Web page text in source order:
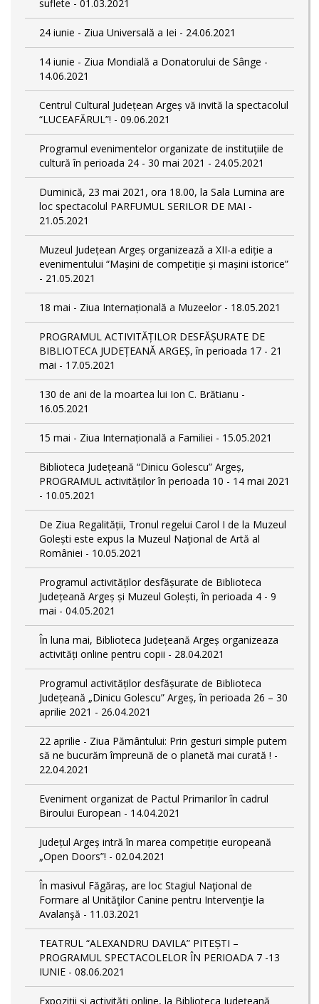
suflete - 01.03.2021
24 iunie - Ziua Universală a Iei - 24.06.2021
14 iunie - Ziua Mondială a Donatorului de Sânge -
14.06.2021
Centrul Cultural Județean Argeș vă invită la spectacolul
“LUCEAFĂRUL”! - 09.06.2021
Programul evenimentelor organizate de instituțiile de
cultură în perioada 24 - 30 mai 2021 - 24.05.2021
Duminică, 23 mai 2021, ora 18.00, la Sala Lumina are
loc spectacolul PARFUMUL SERILOR DE MAI -
21.05.2021
Muzeul Județean Argeș organizează a XII-a ediție a
evenimentului “Mașini de competiție și mașini istorice”
- 21.05.2021
18 mai - Ziua Internațională a Muzeelor - 18.05.2021
PROGRAMUL ACTIVITĂȚILOR DESFĂȘURATE DE
BIBLIOTECA JUDEȚEANĂ ARGEȘ, în perioada 17 - 21
mai - 17.05.2021
130 de ani de la moartea lui Ion C. Brătianu -
16.05.2021
15 mai - Ziua Internațională a Familiei - 15.05.2021
Biblioteca Județeană “Dinicu Golescu” Argeș,
PROGRAMUL activităților în perioada 10 - 14 mai 2021
- 10.05.2021
De Ziua Regalității, Tronul regelui Carol I de la Muzeul
Golești este expus la Muzeul Naţional de Artă al
României - 10.05.2021
Programul activităților desfășurate de Biblioteca
Județeană Argeș și Muzeul Golești, în perioada 4 - 9
mai - 04.05.2021
În luna mai, Biblioteca Județeană Argeș organizeaza
activități online pentru copii - 28.04.2021
Programul activităților desfășurate de Biblioteca
Județeană „Dinicu Golescu” Argeș, în perioada 26 – 30
aprilie 2021 - 26.04.2021
22 aprilie - Ziua Pământului: Prin gesturi simple putem
să ne bucurăm împreună de o planetă mai curată ! -
22.04.2021
Eveniment organizat de Pactul Primarilor în cadrul
Biroului European - 14.04.2021
Județul Argeș intră în marea competiție europeană
„Open Doors”! - 02.04.2021
În masivul Făgăraș, are loc Stagiul Naţional de
Formare al Unităţilor Canine pentru Intervenţie la
Avalanşă - 11.03.2021
TEATRUL “ALEXANDRU DAVILA” PITEȘTI –
PROGRAMUL SPECTACOLELOR ÎN PERIOADA 7 -13
IUNIE - 08.06.2021
Expoziții și activități online, la Biblioteca Județeană